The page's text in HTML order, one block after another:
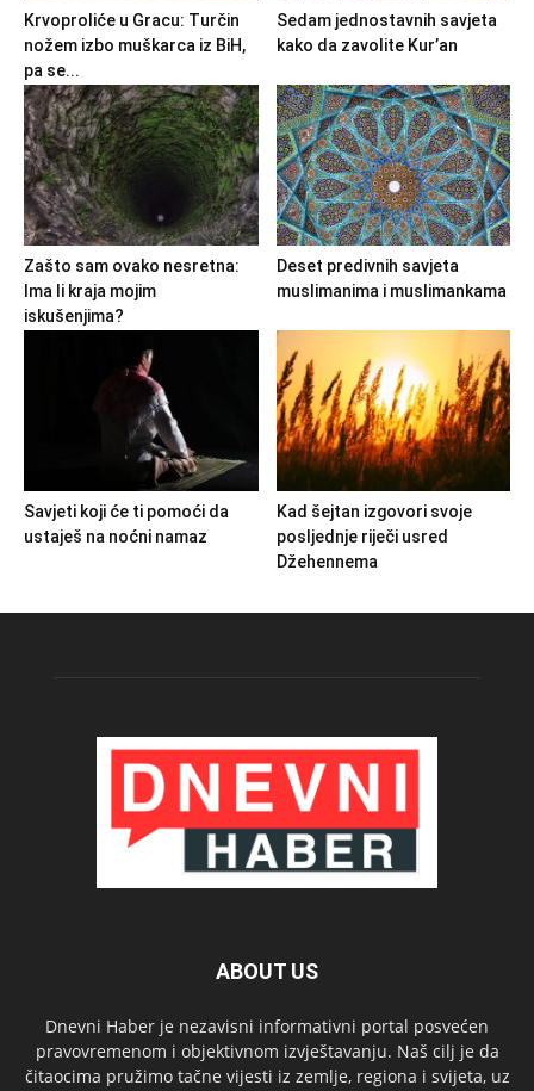
Krvoproliće u Gracu: Turčin
nožem izbo muškarca iz BiH,
pa se...
Sedam jednostavnih savjeta
kako da zavolite Kur’an
Zašto sam ovako nesretna:
Ima li kraja mojim
iskušenjima?
Deset predivnih savjeta
muslimanima i muslimankama
Savjeti koji će ti pomoći da
ustaješ na noćni namaz
Kad šejtan izgovori svoje
posljednje riječi usred
Džehennema
ABOUT US
Dnevni Haber je nezavisni informativni portal posvećen
pravovremenom i objektivnom izvještavanju. Naš cilj je da
čitaocima pružimo tačne vijesti iz zemlje, regiona i svijeta, uz